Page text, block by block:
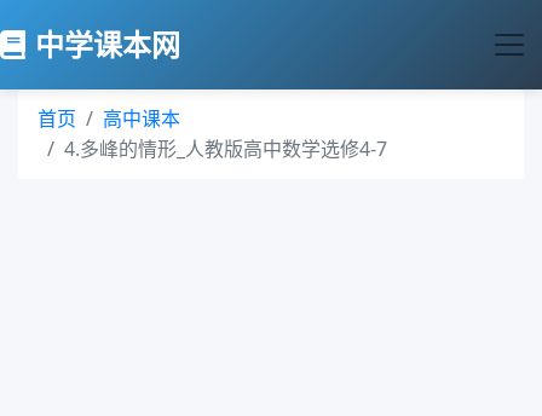
中学课本网
首页
高中课本
4.多峰的情形_人教版高中数学选修4-7